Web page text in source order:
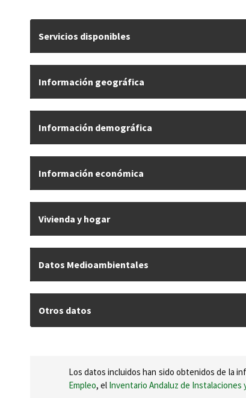
Servicios disponibles
Información geográfica
Información demográfica
Información económica
Vivienda y hogar
Datos Medioambientales
Otros datos
Los datos incluidos han sido obtenidos de la
Empleo, el Inventario Andaluz de